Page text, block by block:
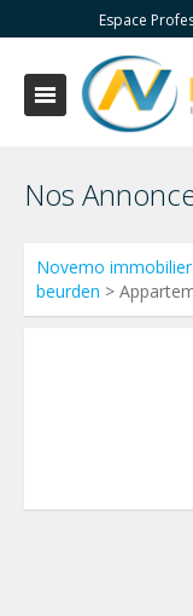
Espace
Nos
Novemo immobilier
beurden >